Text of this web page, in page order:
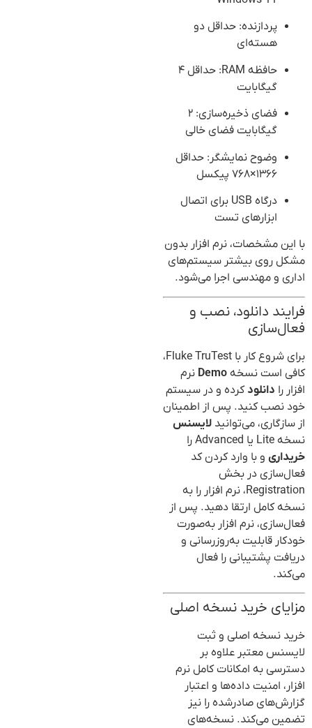
پردازنده: حداقل دو
هسته‌ای
حافظه RAM: حداقل ۴
گیگابایت
فضای ذخیره‌سازی: ۲
گیگابایت فضای خالی
وضوح نمایشگر: حداقل
۱۳۶۶×۷۶۸ پیکسل
درگاه USB برای اتصال
ابزارهای تست
با این مشخصات، نرم افزار بدون
مشکل روی بیشتر سیستم‌های
اداری و مهندسی اجرا می‌شود.
فرایند دانلود، نصب و
فعال‌سازی
برای شروع کار با Fluke TruTest،
کافی است نسخه Demo نرم
افزار را دانلود کرده و در سیستم
خود نصب کنید. پس از اطمینان
از سازگاری، می‌توانید لایسنس
نسخه Lite یا Advanced را
خریداری و با وارد کردن کد
فعال‌سازی در بخش
Registration، نرم افزار را به
نسخه کامل ارتقا دهید. پس از
فعال‌سازی، نرم افزار به‌صورت
خودکار قابلیت به‌روزرسانی و
دریافت پشتیبانی را فعال
می‌کند.
مزایای خرید نسخه اصلی
خرید نسخه اصلی و ثبت
لایسنس معتبر علاوه بر
دسترسی به امکانات کامل نرم
افزار، امنیت داده‌ها و اعتبار
گزارش‌های صادرشده را نیز
تضمین می‌کند. نسخه‌های